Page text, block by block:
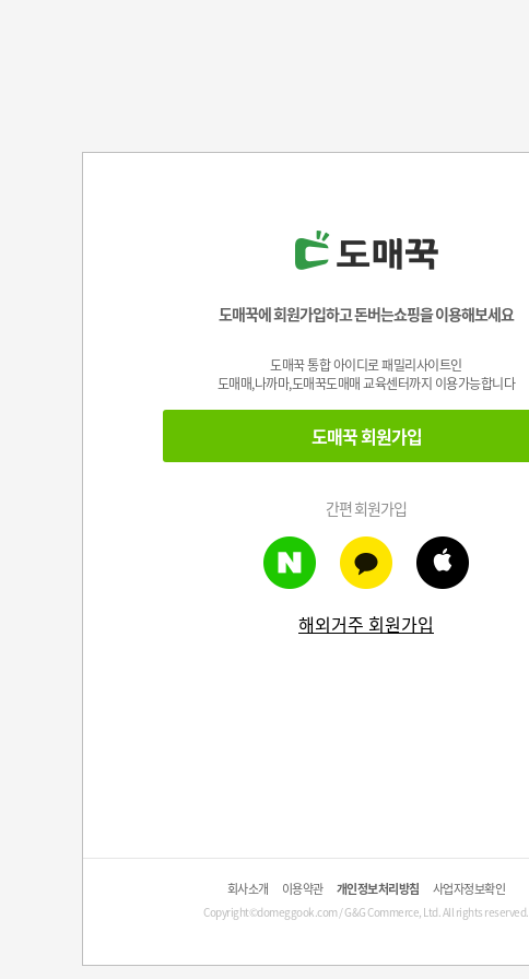
도매꾹에 회원가입하고 돈버는쇼핑을 이용해보세요
도매꾹 통합 아이디로 패밀리사이트인
도매매,나까마,도매꾹도매매 교육센터까지 이용가능합니다
도매꾹 회원가입
간편 회원가입
해외거주 회원가입
회사소개 이용약관 개인정보처리방침 사업자정보확인
Copyright©domeggook.com / G&G Commerce, Ltd. All rights reserved.